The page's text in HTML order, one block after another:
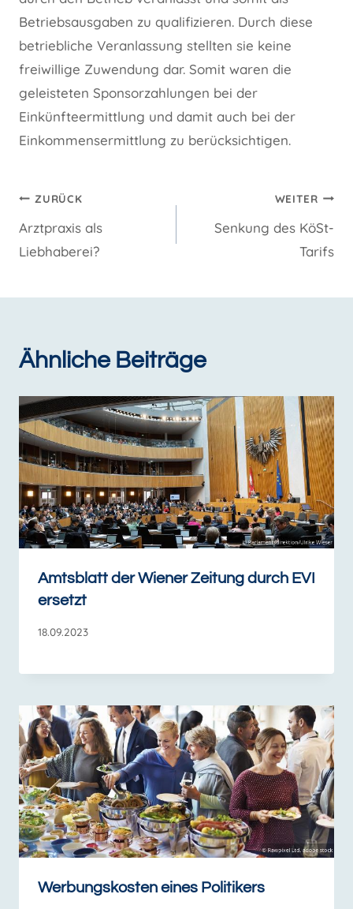
Betriebsausgaben zu qualifizieren. Durch diese
betriebliche Veranlassung stellten sie keine
freiwillige Zuwendung dar. Somit waren die
geleisteten Sponsorzahlungen bei der
Einkünfteermittlung und damit auch bei der
Einkommensermittlung zu berücksichtigen.
Beitragsnavigation
ZURÜCK
Arztpraxis als
Liebhaberei?
WEITER
Senkung des KöSt-
Tarifs
Ähnliche Beiträge
Amtsblatt der Wiener Zeitung durch EVI
ersetzt
18.09.2023
Werbungskosten eines Politikers